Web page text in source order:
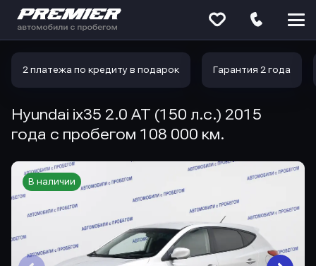
2 платежа по кредиту в подарок Гарантия 2 года
Hyundai ix35 2.0 AT (150 л.с.) 2015
года с пробегом 108 000 км.
В наличии